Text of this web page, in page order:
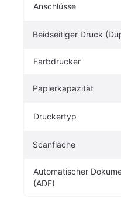
Anschlüsse
Beidseitiger Druck
Farbdrucker
Papierkapazität
Druckertyp
Scanfläche
Automatischer
(ADF)